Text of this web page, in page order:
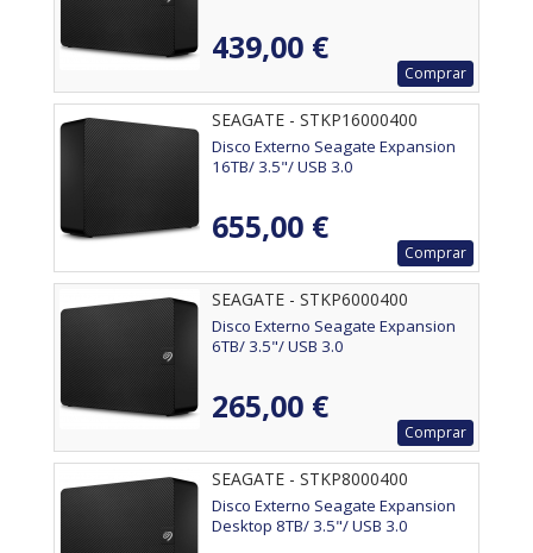
439,00 €
Comprar
SEAGATE - STKP16000400
Disco Externo Seagate Expansion
16TB/ 3.5"/ USB 3.0
655,00 €
Comprar
SEAGATE - STKP6000400
Disco Externo Seagate Expansion
6TB/ 3.5"/ USB 3.0
265,00 €
Comprar
SEAGATE - STKP8000400
Disco Externo Seagate Expansion
Desktop 8TB/ 3.5"/ USB 3.0